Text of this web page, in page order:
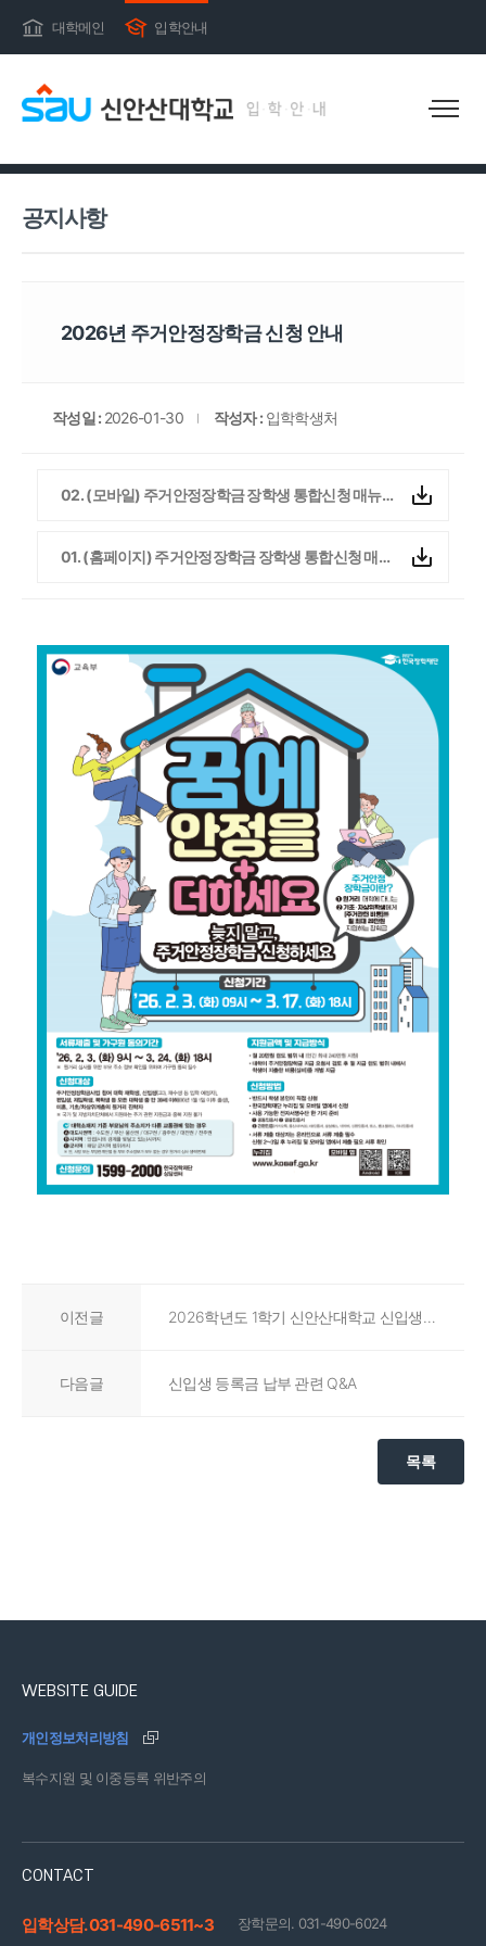
대학메인 입학안내
공지사항
2026년 주거안정장학금 신청 안내
작성일 :2026-01-30 작성자 :입학학생처
02. (모바일) 주거안정장학금 장학생 통합신청 매뉴얼(2차).pdf
01. (홈페이지) 주거안정장학금 장학생 통합신청 매뉴얼(2차).pdf
이전글 2026학년도 1학기 신안산대학교 신입생 '2차 국가장학금' 신청 안내
다음글 신입생 등록금 납부 관련 Q&A
목록
CONTACT
입학상담. 031-490-6511~3 장학문의. 031-490-6024
WEBSITE GUIDE
개인정보처리방침
복수지원 및 이중등록 위반주의